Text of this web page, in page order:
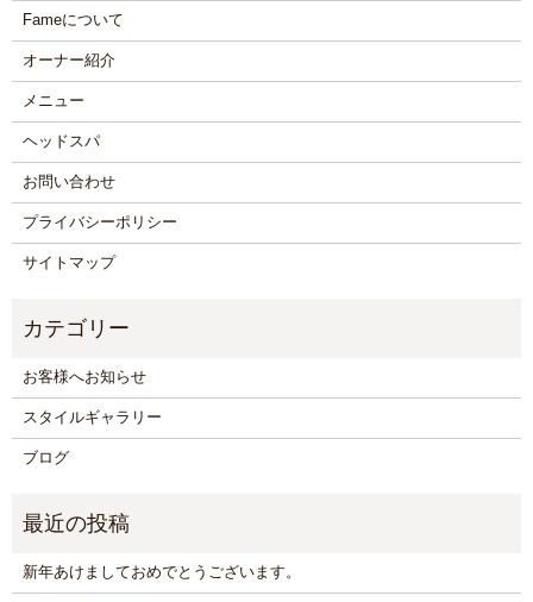
Fameについて
オーナー紹介
メニュー
ヘッドスパ
お問い合わせ
プライバシーポリシー
サイトマップ
お客様へお知らせ
スタイルギャラリー
ブログ
新年あけましておめでとうございます。